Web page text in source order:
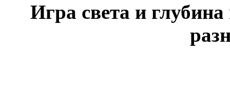
Игра света и